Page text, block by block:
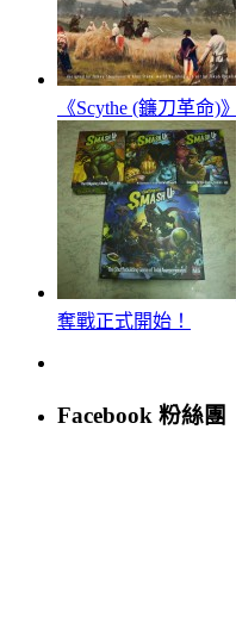
《Scythe (鐮刀革命)》
奪戰正式開始！
Facebook 粉絲團